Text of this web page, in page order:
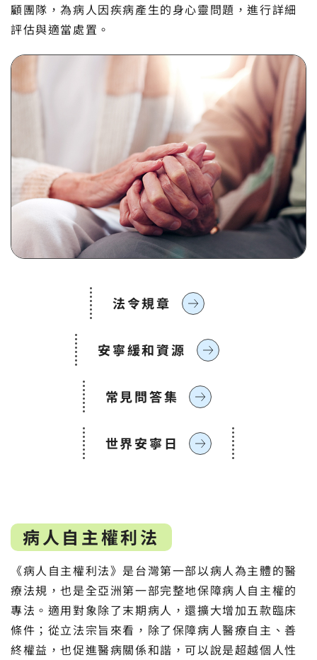
顧團隊，為病人因疾病產生的身心靈問題，進行詳細
評估與適當處置。
法令規章
安寧緩和資源
常見問答集
世界安寧日
病人自主權利法
《病人自主權利法》是台灣第一部以病人為主體的醫
療法規，也是全亞洲第一部完整地保障病人自主權的
專法。適用對象除了末期病人，還擴大增加五款臨床
條件；從立法宗旨來看，除了保障病人醫療自主、善
終權益，也促進醫病關係和諧，可以說是超越個人性